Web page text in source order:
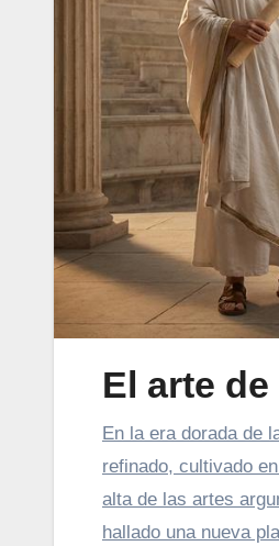
El arte
En la era dorada de la Grecia antigua, el debate era la joya de la corona del intelecto humano. Era un oficio
refinado, cultivado
alta de las artes
hallado una nueva